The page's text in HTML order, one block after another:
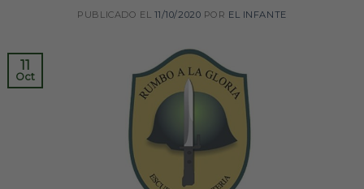
PUBLICADO EL 11/10/2020 POR EL INFANTE
11
Oct